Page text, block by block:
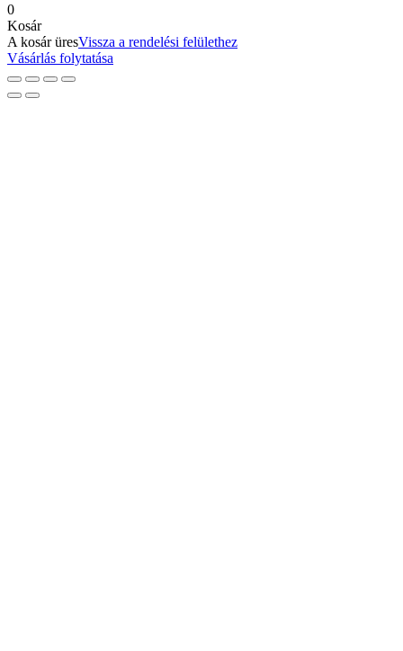
0
Kosár
A kosár üresVissza a rendelési felülethez
Vásárlás folytatása